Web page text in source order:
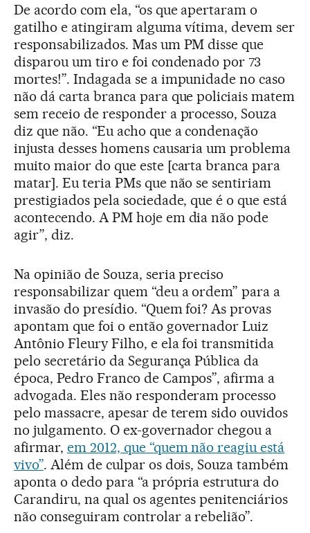
De acordo com ela, “os que apertaram o
gatilho e atingiram alguma vítima, devem ser
responsabilizados. Mas um PM disse que
disparou um tiro e foi condenado por 73
mortes!”. Indagada se a impunidade no caso
não dá carta branca para que policiais matem
sem receio de responder a processo, Souza
diz que não. “Eu acho que a condenação
injusta desses homens causaria um problema
muito maior do que este [carta branca para
matar]. Eu teria PMs que não se sentiriam
prestigiados pela sociedade, que é o que está
acontecendo. A PM hoje em dia não pode
agir”, diz.
Na opinião de Souza, seria preciso
responsabilizar quem “deu a ordem” para a
invasão do presídio. “Quem foi? As provas
apontam que foi o então governador Luiz
Antônio Fleury Filho, e ela foi transmitida
pelo secretário da Segurança Pública da
época, Pedro Franco de Campos”, afirma a
advogada. Eles não responderam processo
pelo massacre, apesar de terem sido ouvidos
no julgamento. O ex-governador chegou a
afirmar, em 2012, que “quem não reagiu está
vivo”. Além de culpar os dois, Souza também
aponta o dedo para “a própria estrutura do
Carandiru, na qual os agentes penitenciários
não conseguiram controlar a rebelião”.